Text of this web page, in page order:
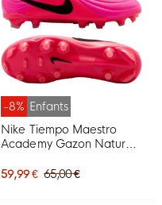
-8% Enfants
Nike Tiempo Maestro
Academy Gazon Naturel
Foot (MG) Enfants Rose
59,99 € 65,00 €